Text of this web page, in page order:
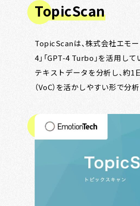
TopicScan
TopicScanは、株式会社エモ
4」「GPT-4 Turbo」を活用し
テキストデータを分析し、約1
（VoC）を活かしやすい形で分析